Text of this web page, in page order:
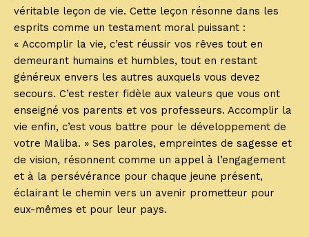
véritable leçon de vie. Cette leçon résonne dans les
esprits comme un testament moral puissant :
« Accomplir la vie, c’est réussir vos rêves tout en
demeurant humains et humbles, tout en restant
généreux envers les autres auxquels vous devez
secours. C’est rester fidèle aux valeurs que vous ont
enseigné vos parents et vos professeurs. Accomplir la
vie enfin, c’est vous battre pour le développement de
votre Maliba. » Ses paroles, empreintes de sagesse et
de vision, résonnent comme un appel à l’engagement
et à la persévérance pour chaque jeune présent,
éclairant le chemin vers un avenir prometteur pour
eux-mêmes et pour leur pays.